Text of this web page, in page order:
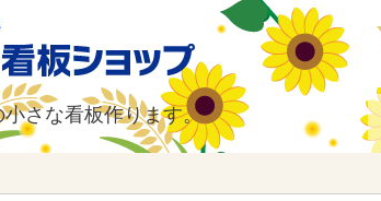
小さな看板作ります。